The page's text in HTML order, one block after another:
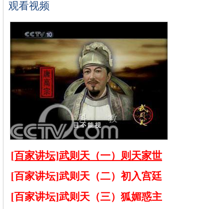
观看视频
[百家讲坛]武则天（一）则天家世
[百家讲坛]武则天（二）初入宫廷
[百家讲坛]武则天（三）狐媚惑主